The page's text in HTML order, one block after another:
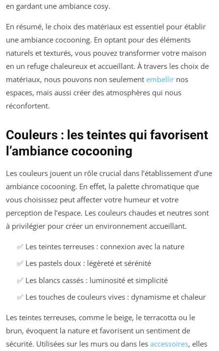
en gardant une ambiance cosy.
En résumé, le choix des matériaux est essentiel pour établir
une ambiance cocooning. En optant pour des éléments
naturels et texturés, vous pouvez transformer votre maison
en un refuge chaleureux et accueillant. À travers les choix de
matériaux, nous pouvons non seulement embellir nos
espaces, mais aussi créer des atmosphères qui nous
réconfortent.
Couleurs : les teintes qui favorisent
l’ambiance cocooning
Les couleurs jouent un rôle crucial dans l’établissement d’une
ambiance cocooning. En effet, la palette chromatique que
vous choisissez peut affecter votre humeur et votre
perception de l’espace. Les couleurs chaudes et neutres sont
à privilégier pour créer un environnement accueillant.
✅ Les teintes terreuses : connexion avec la nature
✅ Les pastels doux : légèreté et sérénité
✅ Les blancs cassés : luminosité et simplicité
✅ Les touches de couleurs vives : dynamisme et chaleur
Les teintes terreuses, comme le beige, le terracotta ou le
brun, évoquent la nature et favorisent un sentiment de
sécurité. Utilisées sur les murs ou dans les accessoires, elles